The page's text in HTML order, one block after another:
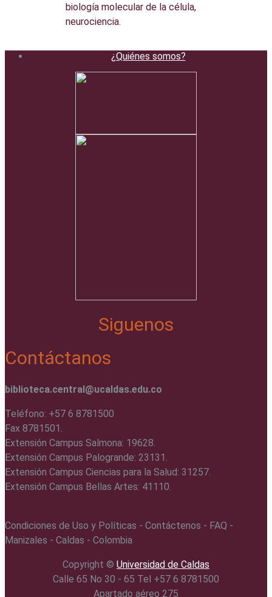
biología molecular de la célula,
neurociencia.
¿Quiénes somos?
Siguenos
Contáctanos
biblioteca.central@ucaldas.edu.co
Teléfono: +57 6 8781500
Fax 8781501.
Extensión Campus Salmona: 19628.
Extensión Campus Palogrande: 23131.
Extensión Campus Ciencias para la Salud: 31257.
Extensión Campus Bellas Artes: 41110.
Condiciones de Uso y Políticas - Contáctenos - FAQ -
Manizales - Caldas - Colombia
Copyright ©️ Universidad de Caldas
Calle 65 No 30 - 65 Tel +57 6 8781500
Apartado aéreo 275